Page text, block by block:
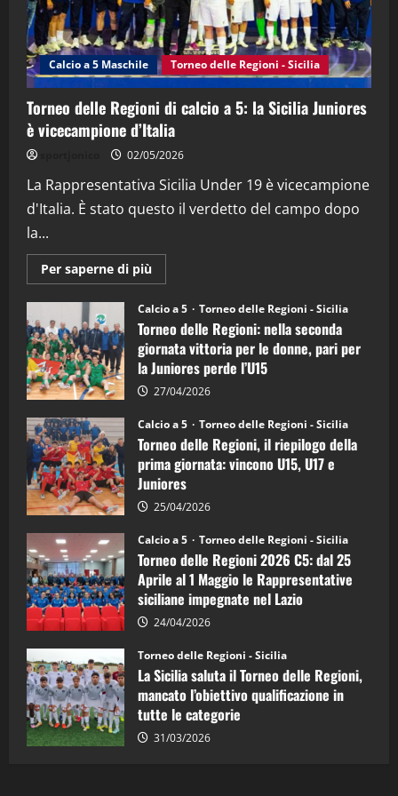
4
"SportEmpire" in Podcast Sport News
“SportEmpire” in Podcast: 27^ Puntata
(Martedi 14 Aprile 2026)
15/04/2026
"SportEmpire" in Podcast
“SportEmpire” in Podcast: 26^ Puntata
08/04/2026
Calcio a 5 Maschile Torneo delle Regioni - Sicilia
Torneo delle Regioni di calcio a 5: la Sicilia Juniores
è vicecampione d’Italia
02/05/2026
La Rappresentativa Sicilia Under 19 è vicecampione
d'Italia. È stato questo il verdetto del campo dopo
la...
Per saperne di più
informazioni
Torneo
delle
Regioni
di
calcio
a
5:
la
Juniores
è
vicecampione
d’Italia
Calcio a 5 Torneo delle Regioni - Sicilia
Torneo delle Regioni: nella seconda
giornata vittoria per le donne, pari per
la Juniores perde l’U15
27/04/2026
Calcio a 5 Torneo delle Regioni - Sicilia
Torneo delle Regioni, il riepilogo della
prima giornata: vincono U15, U17 e
Juniores
25/04/2026
Calcio a 5 Torneo delle Regioni - Sicilia
Torneo delle Regioni 2026 C5: dal 25
Aprile al 1 Maggio le Rappresentative
siciliane impegnate nel Lazio
24/04/2026
Torneo delle Regioni - Sicilia
La Sicilia saluta il Torneo delle Regioni,
mancato l’obiettivo qualificazione in
tutte le categorie
31/03/2026